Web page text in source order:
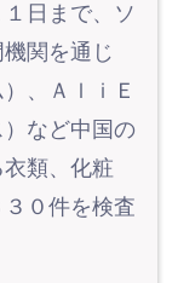
日まで、ソ
関を通じ
、ＡｌｉＥ
など中国の
類、化粧
０件を検査